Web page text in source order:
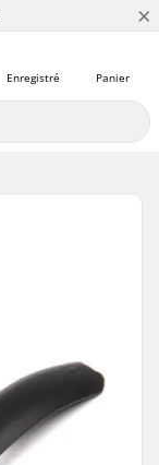
×
Panier
Enregistré